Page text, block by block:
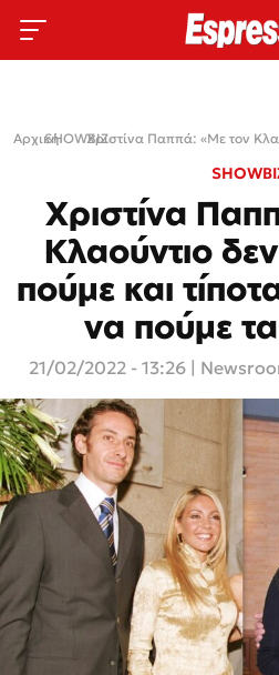
Αρχική›
SHOWBIZ›
Χριστίνα
Κλαούντιο
πούμε και
να πούμε
21/02/2022 - 13:26